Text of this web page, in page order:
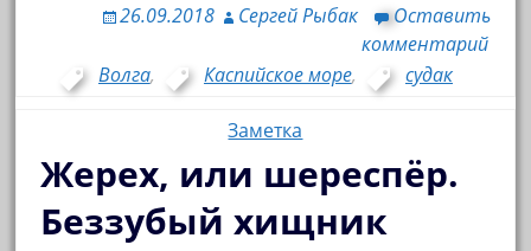
26.09.2018 Сергей Рыбак
Оставить
комментарий
Волга, Каспийское море, судак
Заметка
Жерех, или шереспёр.
Беззубый хищник